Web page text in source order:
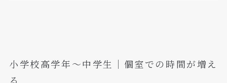
小学校高学年〜中学生｜個室での時間が増え
る